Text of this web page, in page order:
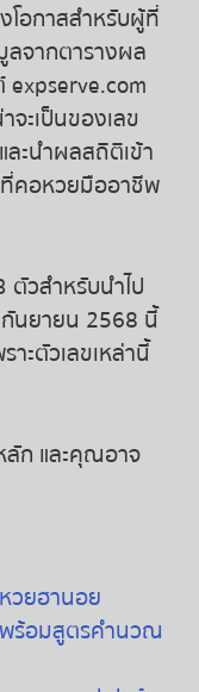
อกาสสำหรับผู้ที่
ลจากตารางผล
expserve.com
จะเป็นของเลข
ละนำผลสถิติเข้า
คอหวยมืออาชีพ
วสำหรับนำไป
นยายน 2568 นี้
ะตัวเลขเหล่านี้
ลัก และคุณอาจ
วยฮานอย
ร้อมสูตรคำนวณ